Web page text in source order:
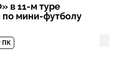
в 11-м туре
мини-футболу
ПК